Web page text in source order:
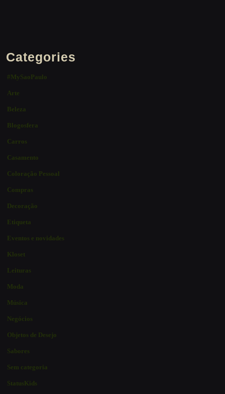
Categories
#MySaoPaulo
Arte
Beleza
Blogosfera
Carros
Casamento
Coloração Pessoal
Compras
Decoração
Etiqueta
Eventos e novidades
Kloset
Leituras
Moda
Música
Negócios
Objetos de Desejo
Sabores
Sem categoria
StatusKids